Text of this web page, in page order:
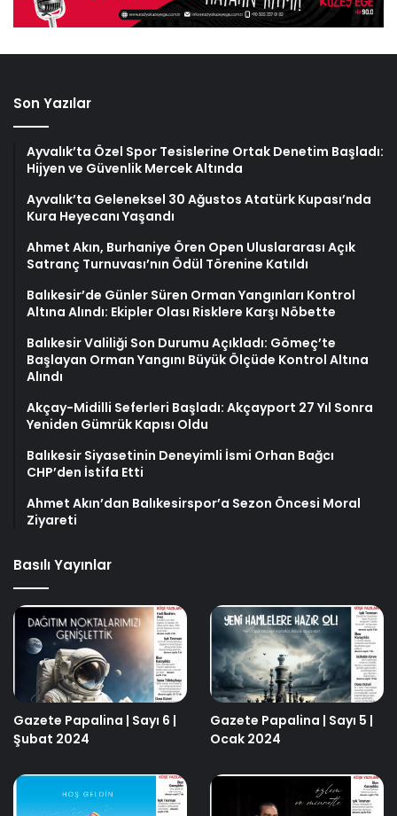
Son Yazılar
Ayvalık’ta Özel Spor Tesislerine Ortak Denetim Başladı:
Hijyen ve Güvenlik Mercek Altında
Ayvalık’ta Geleneksel 30 Ağustos Atatürk Kupası’nda
Kura Heyecanı Yaşandı
Ahmet Akın, Burhaniye Ören Open Uluslararası Açık
Satranç Turnuvası’nın Ödül Törenine Katıldı
Balıkesir’de Günler Süren Orman Yangınları Kontrol
Altına Alındı: Ekipler Olası Risklere Karşı Nöbette
Balıkesir Valiliği Son Durumu Açıkladı: Gömeç’te
Başlayan Orman Yangını Büyük Ölçüde Kontrol Altına
Alındı
Akçay-Midilli Seferleri Başladı: Akçayport 27 Yıl Sonra
Yeniden Gümrük Kapısı Oldu
Balıkesir Siyasetinin Deneyimli İsmi Orhan Bağcı
CHP’den İstifa Etti
Ahmet Akın’dan Balıkesirspor’a Sezon Öncesi Moral
Ziyareti
Basılı Yayınlar
Gazete Papalina | Sayı 6 |
Şubat 2024
Gazete Papalina | Sayı 5 |
Ocak 2024